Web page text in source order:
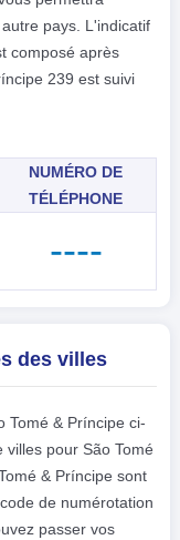
pays. L'indicatif
composé après
239 est suivi
NUMÉRO DE
TÉLÉPHONE
----
des villes
Tomé & Príncipe ci-
pour São Tomé
& Príncipe sont
de numérotation
passer vos